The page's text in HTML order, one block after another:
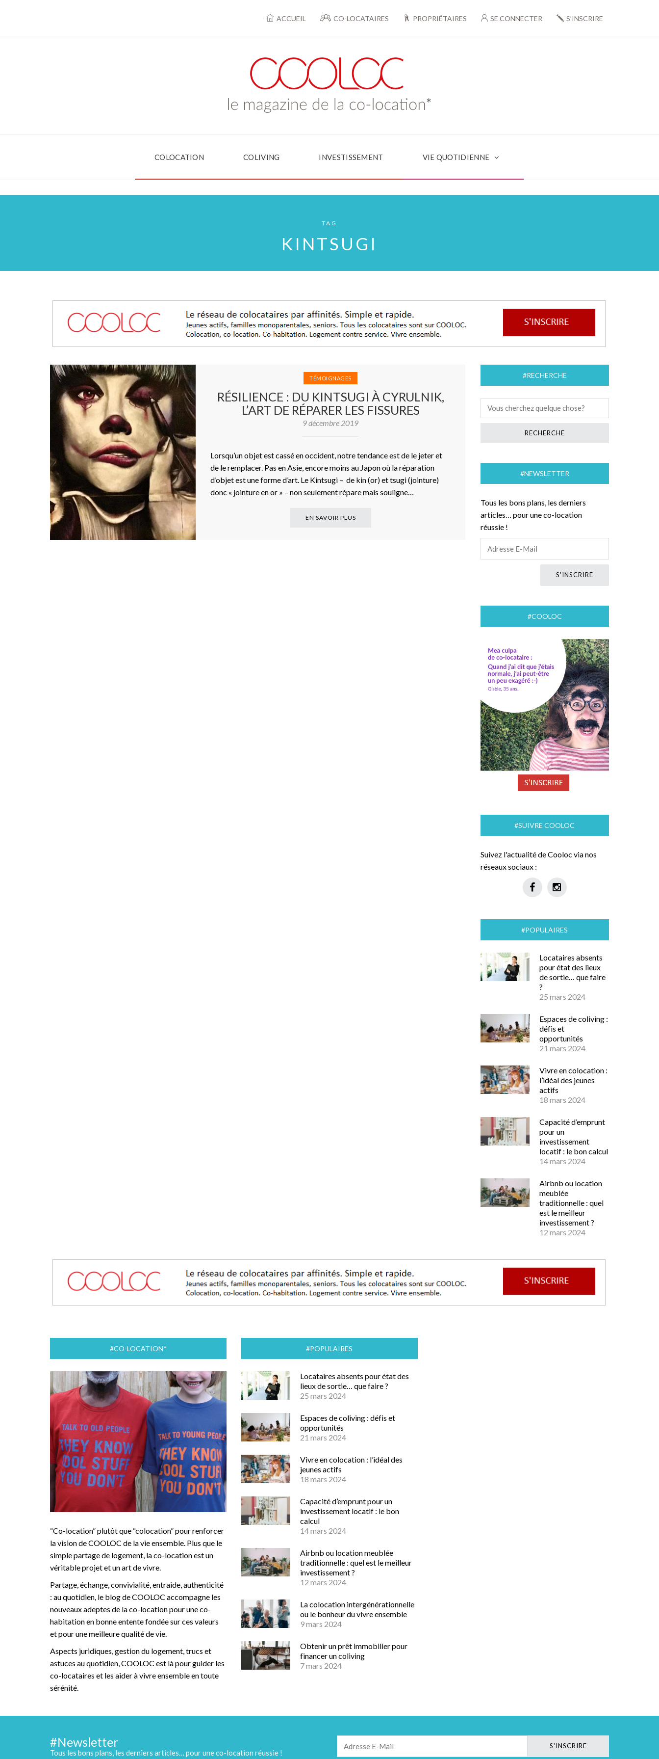
ACCUEIL CO-LOCATAIRES PROPRIÉTAIRES SE CONNECTER S’INSCRIRE
COLOCATION COLIVING INVESTISSEMENT VIE QUOTIDIENNE
TAG
KINTSUGI
TÉMOIGNAGES
RÉSILIENCE : DU KINTSUGI À CYRULNIK,
L’ART DE RÉPARER LES FISSURES
9 décembre 2019
Lorsqu’un objet est cassé en occident, notre tendance est de le jeter et
de le remplacer. Pas en Asie, encore moins au Japon où la réparation
d’objet est une forme d’art. Le Kintsugi – de kin (or) et tsugi (jointure)
donc « jointure en or » – non seulement répare mais souligne…
EN SAVOIR PLUS
#RECHERCHE
#NEWSLETTER
Tous les bons plans, les derniers
articles… pour une co-location
réussie !
#COOLOC
#SUIVRE COOLOC
Suivez l'actualité de Cooloc via nos
réseaux sociaux :
#POPULAIRES
Locataires absents
pour état des lieux
de sortie… que faire
?
25 mars 2024
Espaces de coliving :
défis et
opportunités
21 mars 2024
Vivre en colocation :
l’idéal des jeunes
actifs
18 mars 2024
Capacité d’emprunt
pour un
investissement
locatif : le bon calcul
14 mars 2024
Airbnb ou location
meublée
traditionnelle : quel
est le meilleur
investissement ?
12 mars 2024
#CO-LOCATION*
“Co-location” plutôt que “colocation” pour renforcer
la vision de COOLOC de la vie ensemble. Plus que le
simple partage de logement, la co-location est un
véritable projet et un art de vivre.
Partage, échange, convivialité, entraide, authenticité
: au quotidien, le blog de COOLOC accompagne les
nouveaux adeptes de la co-location pour une co-
habitation en bonne entente fondée sur ces valeurs
et pour une meilleure qualité de vie.
Aspects juridiques, gestion du logement, trucs et
astuces au quotidien, COOLOC est là pour guider les
co-locataires et les aider à vivre ensemble en toute
sérénité.
#POPULAIRES
Locataires absents pour état des
lieux de sortie… que faire ?
25 mars 2024
Espaces de coliving : défis et
opportunités
21 mars 2024
Vivre en colocation : l’idéal des
jeunes actifs
18 mars 2024
Capacité d’emprunt pour un
investissement locatif : le bon
calcul
14 mars 2024
Airbnb ou location meublée
traditionnelle : quel est le meilleur
investissement ?
12 mars 2024
La colocation intergénérationnelle
ou le bonheur du vivre ensemble
9 mars 2024
Obtenir un prêt immobilier pour
financer un coliving
7 mars 2024
#Newsletter
Tous les bons plans, les derniers articles… pour une co-location réussie !